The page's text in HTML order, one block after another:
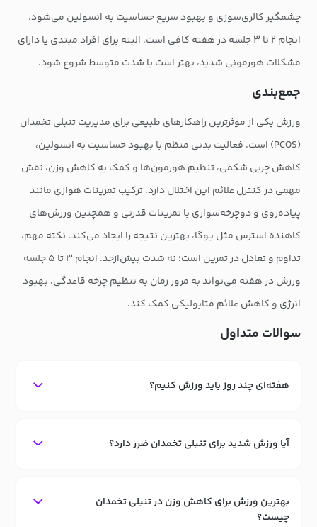
چشمگیر کالری‌سوزی و بهبود سریع حساسیت به انسولین می‌شود.
انجام ۲ تا ۳ جلسه در هفته کافی است. البته برای افراد مبتدی یا دارای
مشکلات هورمونی شدید، بهتر است با شدت متوسط شروع شود.
جمع‌بندی
ورزش یکی از موثرترین راهکارهای طبیعی برای مدیریت تنبلی تخمدان
(PCOS) است. فعالیت بدنی منظم با بهبود حساسیت به انسولین،
کاهش چربی شکمی، تنظیم هورمون‌ها و کمک به کاهش وزن، نقش
مهمی در کنترل علائم این اختلال دارد. ترکیب تمرینات هوازی مانند
پیاده‌روی و دوچرخه‌سواری با تمرینات قدرتی و همچنین ورزش‌های
کاهنده استرس مثل یوگا، بهترین نتیجه را ایجاد می‌کند. نکته مهم،
تداوم و تعادل در تمرین است؛ نه شدت بیش‌ازحد. انجام ۳ تا ۵ جلسه
ورزش در هفته می‌تواند به مرور زمان به تنظیم چرخه قاعدگی، بهبود
انرژی و کاهش علائم متابولیکی کمک کند.
سوالات متداول
هفته‌ای چند روز باید ورزش کنیم؟
آیا ورزش شدید برای تنبلی تخمدان ضرر دارد؟
بهترین ورزش برای کاهش وزن در تنبلی تخمدان
چیست؟